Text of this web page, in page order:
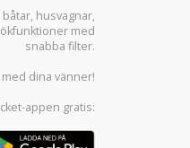
båtar, husvagnar,
med
snabba filter.
dina vänner!
appen gratis: